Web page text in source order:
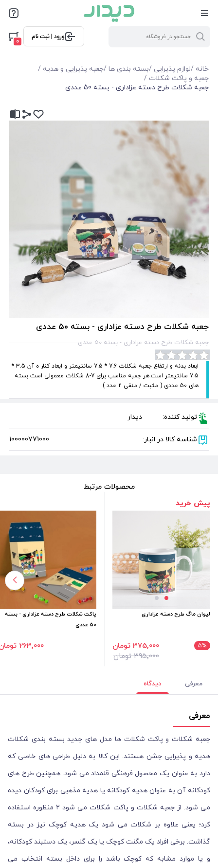
ورود | ثبت نام
0
خانه /لوازم پذیرایی /بسته بندی ها /جعبه پذیرایی و هدیه /
جعبه و پاکت شکلات /
جعبه شکلات طرح دسته عزاداری - بسته 50 عددی
جعبه شکلات طرح دسته عزاداری - بسته 50 عددی
جعبه شکلات طرح دسته عزاداری - بسته 50 عددی
ابعاد بدنه و ارتفاع جعبه شکلات 7.6 * 7.5 سانتیمتر و ابعاد کنار ه آن 3.5 *
7.5 سانتیمتر است.هر جعبه مناسب برای 7-8 شکلات معمولی است بسته
های 50 عددی ( مثبت / منفی 2 عدد )
تولید کننده: دیدار
شناسه کالا در انبار: 100000771000
محصولات مرتبط
پیش خرید
لیوان ماگ طرح دسته عزاداری
5%
395٬000 تومان
375٬000 تومان
پاکت شکلات طرح دسته عزاداری - بسته
50 عددی
263٬000 تومان
معرفی دیدگاه
معرفی
جعبه شکلات و پاکت شکلات ها مدل های جدید بسته بندی شکلات
هدیه و پذیرایی جشن هستند. این کالا به دلیل طراحی های خاصی که
دارد به عنوان یک محصول فرهنگی قلمداد می شود. همچنین طرح های
کودکانه آن به عنوان هدیه کودکانه یا هدیه مذهبی برای کودکان دیده
می شود. از جعبه شکلات و پاکت شکلات می شود 2 منظوره استفاده
کرد؛ یعنی علاوه بر شکلات می شود یک هدیه کوچک نیز در بسته
گذاشت. برخی افراد یک مگنت کوچک یا یک گلسر، یک دستبند کودکانه،
و یا موارد مشابه که کوچک باشد را برای داخل بسته انتخاب می